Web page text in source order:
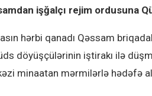
işğalçı rejim ordusuna
hərbi qanadı Qəssam
döyüşçülərinin iştirakı ilə
minaatan mərmilərlə hədəfə